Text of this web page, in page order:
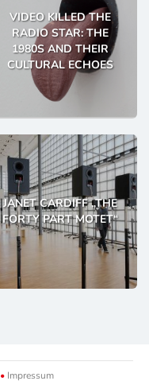
VIDEO KILLED THE
RADIO STAR: THE
1980S AND THEIR
CULTURAL ECHOES
JANET CARDIFF „THE
FORTY PART MOTET“
•Impressum